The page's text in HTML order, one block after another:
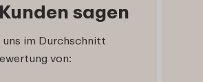
sagen
im Durchschnitt
von: